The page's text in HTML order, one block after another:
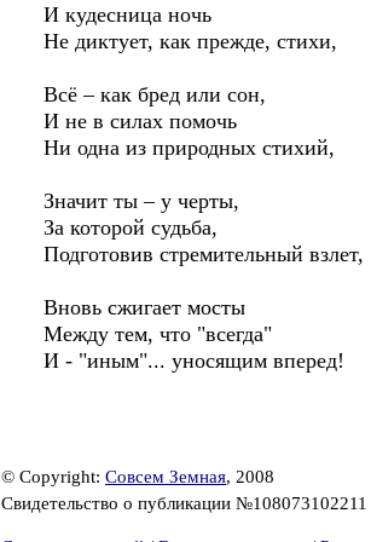
И кудесница ночь
Не диктует, как прежде, стихи,
Всё – как бред или сон,
И не в силах помочь
Ни одна из природных стихий,
Значит ты – у черты,
За которой судьба,
Подготовив стремительный взлет,
Вновь сжигает мосты
Между тем, что "всегда"
И - "иным"... уносящим вперед!
© Copyright: Совсем Земная, 2008
Свидетельство о публикации №108073102211